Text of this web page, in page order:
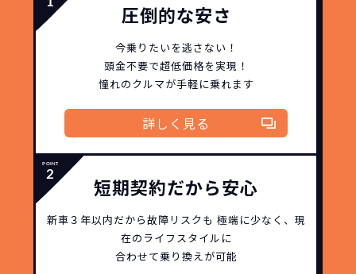
圧倒的な安さ
今乗りたいを逃さない！
頭金不要で超低価格を実現！
憧れのクルマが手軽に乗れます
詳しく見る
短期契約だから安心
新車３年以内だから故障リスクも 極端に少なく、 現
在のライフスタイルに
合わせて乗り換えが可能